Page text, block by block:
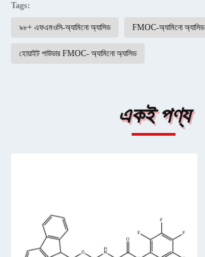
Tags:
৯৮+ এফএমওসি-অ্যামিনো অ্যাসিড FMOC-অ্যামিনো অ্যাসিড
হোয়াইট পাউডার FMOC- অ্যামিনো অ্যাসিড
একই পণ্য